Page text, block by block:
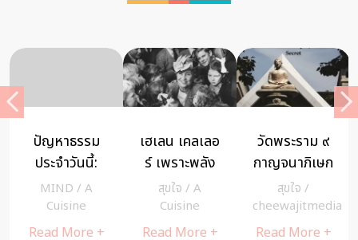
มงกุฎดอกไม้
ทิพย์กับโทษ
ของคนผิด
ศีล 5
สุขใจ/A
Cuisine
Read More +
Dhamma
Daily: อยู่กิน
ก่อนแต่ง ใน
ความปกครอง
ของพ่อแม่ ผิด
MIND/
cheewajitmedia
Read More +
วิธีฝึกการเป็น
“คนสตรอง”
มองโลกด้วย
ความจริง ไม่
คิดไปเอง
MIND
cheewajitmedia
Read More +